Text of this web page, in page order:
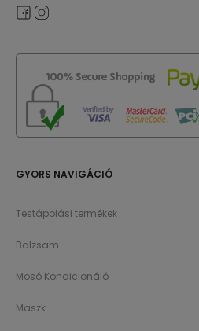
GYORS NAVIGÁCIÓ
Testápolási termékek
Balzsam
Mosó Kondicionáló
Maszk